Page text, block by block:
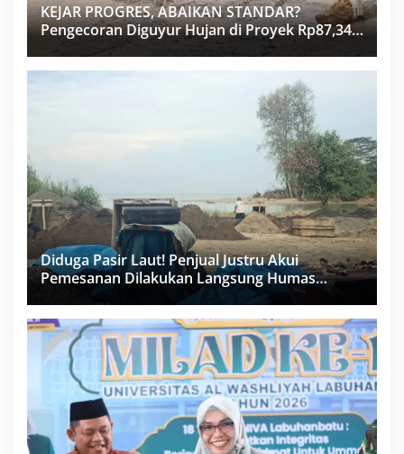
KEJAR PROGRES, ABAIKAN STANDAR?
Pengecoran Diguyur Hujan di Proyek Rp87,34
Miliar Sukma Nias, Konsultan, Pengawas dan
PPK Bungkam
Diduga Pasir Laut! Penjual Justru Akui
Pemesanan Dilakukan Langsung Humas